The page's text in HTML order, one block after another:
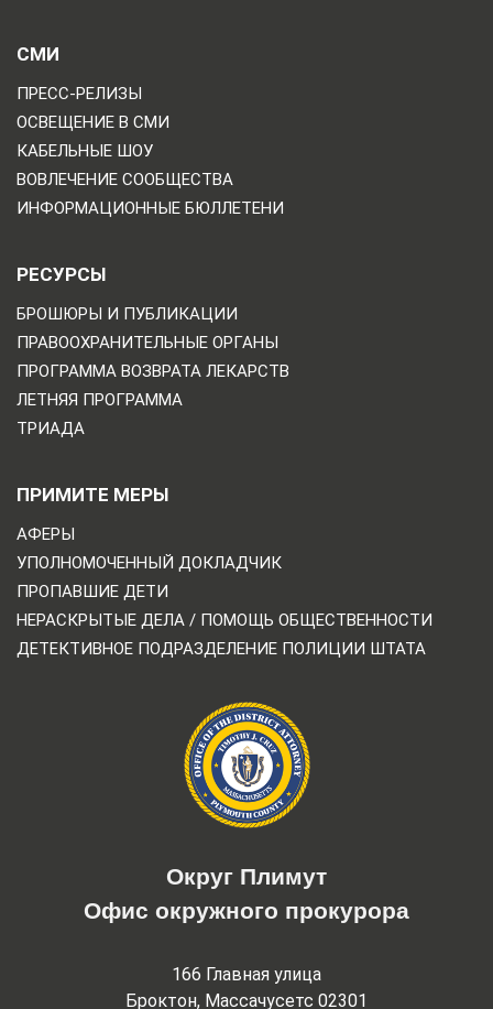
СМИ
ПРЕСС-РЕЛИЗЫ
ОСВЕЩЕНИЕ В СМИ
КАБЕЛЬНЫЕ ШОУ
ВОВЛЕЧЕНИЕ СООБЩЕСТВА
ИНФОРМАЦИОННЫЕ БЮЛЛЕТЕНИ
РЕСУРСЫ
БРОШЮРЫ И ПУБЛИКАЦИИ
ПРАВООХРАНИТЕЛЬНЫЕ ОРГАНЫ
ПРОГРАММА ВОЗВРАТА ЛЕКАРСТВ
ЛЕТНЯЯ ПРОГРАММА
ТРИАДА
ПРИМИТЕ МЕРЫ
АФЕРЫ
УПОЛНОМОЧЕННЫЙ ДОКЛАДЧИК
ПРОПАВШИЕ ДЕТИ
НЕРАСКРЫТЫЕ ДЕЛА / ПОМОЩЬ ОБЩЕСТВЕННОСТИ
ДЕТЕКТИВНОЕ ПОДРАЗДЕЛЕНИЕ ПОЛИЦИИ ШТАТА
Округ Плимут
Офис окружного прокурора
166 Главная улица
Броктон, Массачусетс 02301